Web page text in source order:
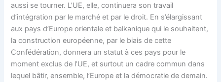
aussi se tourner. L’UE, elle, continuera son travail
d’intégration par le marché et par le droit. En s’élargissant
aux pays d’Europe orientale et balkanique qui le souhaitent,
la construction européenne, par le biais de cette
Confédération, donnera un statut à ces pays pour le
moment exclus de l’UE, et surtout un cadre commun dans
lequel bâtir, ensemble, l’Europe et la démocratie de demain.